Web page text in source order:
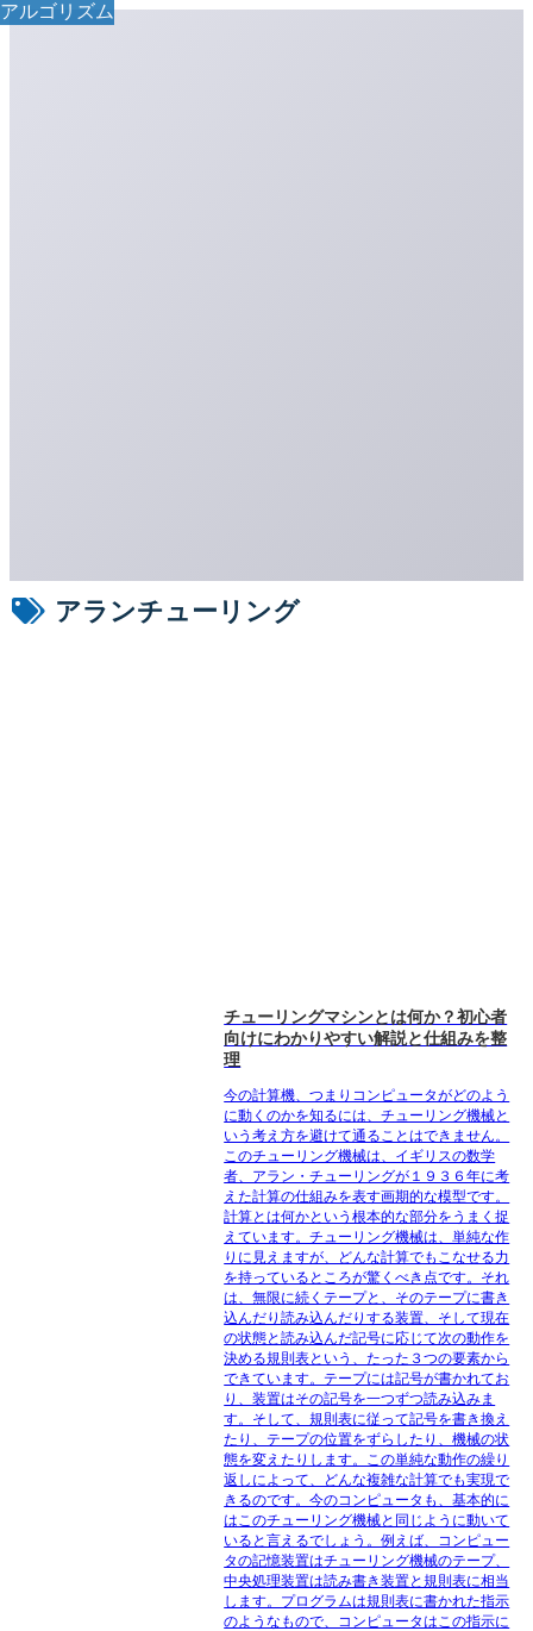
アランチューリング
アルゴリズム
チューリングマシンとは何か？初心者
向けにわかりやすい解説と仕組みを整
理
今の計算機、つまりコンピュータがどのよう
に動くのかを知るには、チューリング機械と
いう考え方を避けて通ることはできません。
このチューリング機械は、イギリスの数学
者、アラン・チューリングが１９３６年に考
えた計算の仕組みを表す画期的な模型です。
計算とは何かという根本的な部分をうまく捉
えています。チューリング機械は、単純な作
りに見えますが、どんな計算でもこなせる力
を持っているところが驚くべき点です。それ
は、無限に続くテープと、そのテープに書き
込んだり読み込んだりする装置、そして現在
の状態と読み込んだ記号に応じて次の動作を
決める規則表という、たった３つの要素から
できています。テープには記号が書かれてお
り、装置はその記号を一つずつ読み込みま
す。そして、規則表に従って記号を書き換え
たり、テープの位置をずらしたり、機械の状
態を変えたりします。この単純な動作の繰り
返しによって、どんな複雑な計算でも実現で
きるのです。今のコンピュータも、基本的に
はこのチューリング機械と同じように動いて
いると言えるでしょう。例えば、コンピュー
タの記憶装置はチューリング機械のテープ、
中央処理装置は読み書き装置と規則表に相当
します。プログラムは規則表に書かれた指示
のようなもので、コンピュータはこの指示に